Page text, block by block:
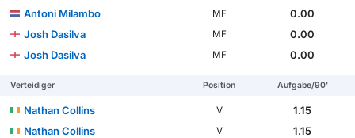
Antoni Milambo
MF
0.00
Josh Dasilva
MF
0.00
Josh Dasilva
MF 0.00
Verteidiger Position Aufgabe/90'
Nathan Collins V
1.15
Nathan Collins
V
1.15